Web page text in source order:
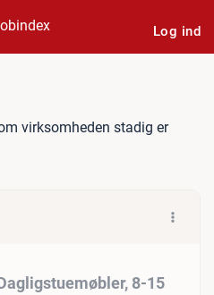
Log ind
virksomheden stadig er
8-15